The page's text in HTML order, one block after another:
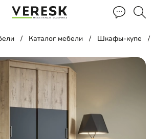
Каталог мебели Шкафы-купе